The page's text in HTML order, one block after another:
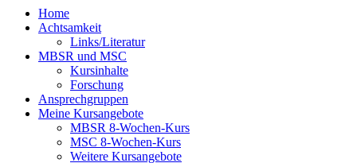
Home
Achtsamkeit
Links/Literatur
MBSR und MSC
Kursinhalte
Forschung
Ansprechgruppen
Meine Kursangebote
MBSR 8-Wochen-Kurs
MSC 8-Wochen-Kurs
Weitere Kursangebote